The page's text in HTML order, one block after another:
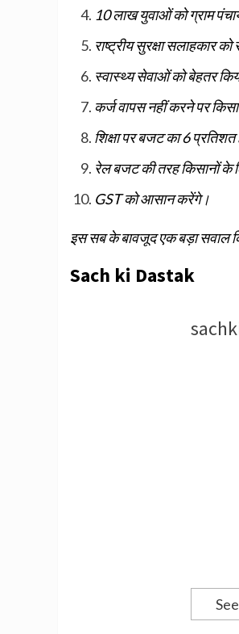
10 लाख युवाओं को ग्राम
राष्ट्रीय सुरक्षा सलाहकार
स्वास्थ्य सेवाओं को बेहतर
कर्ज वापस नहीं करने पर
शिक्षा पर बजट का 6 प्रतिशत
रेल बजट की तरह किसानों के
GST को आसान करेंगे।
इस सब के बावजूद एक बड़ा सवाल
Sach ki Dastak